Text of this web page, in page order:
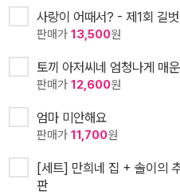
사랑이 어때서? - 제1회 길
판매가 13,500원
토끼 아저씨네 엄청나게 매
판매가 12,600원
엄마 미안해요
판매가 11,700원
[세트] 만희네 집 + 솔이의
판